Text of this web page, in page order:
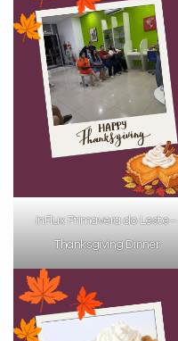
inFlux Primavera do Leste –
Thanksgiving Dinner